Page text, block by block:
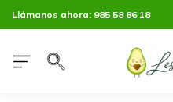
Llámanos ahora: 985 58 86 18